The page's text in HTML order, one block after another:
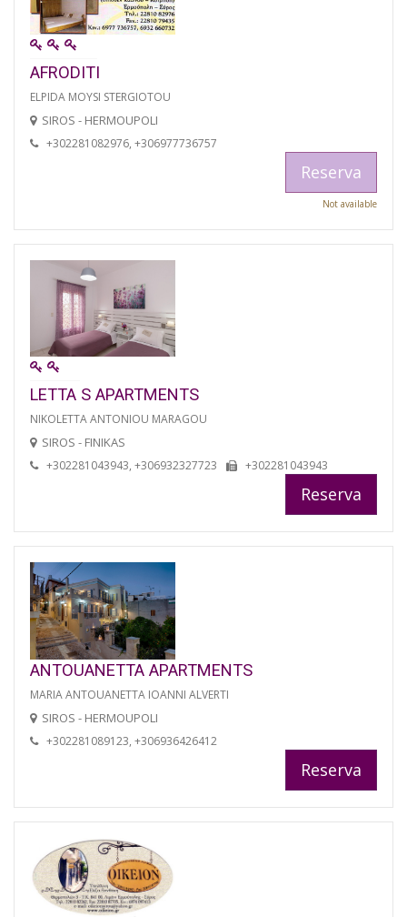
AFRODITI
ELPIDA MOYSI STERGIOTOU
SIROS - HERMOUPOLI
+302281082976, +306977736757
Reserva
Not available
LETTA S APARTMENTS
NIKOLETTA ANTONIOU MARAGOU
SIROS - FINIKAS
+302281043943, +306932327723 +302281043943
Reserva
ANTOUANETTA APARTMENTS
MARIA ANTOUANETTA IOANNI ALVERTI
SIROS - HERMOUPOLI
+302281089123, +306936426412
Reserva